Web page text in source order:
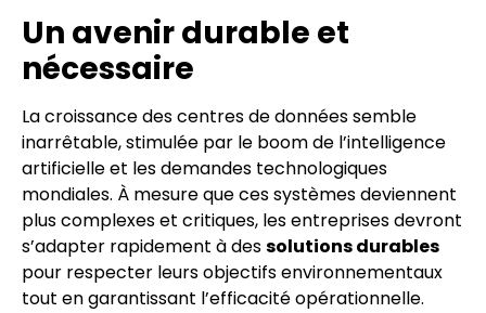
Un avenir durable et
nécessaire
La croissance des centres de données semble
inarrêtable, stimulée par le boom de l’intelligence
artificielle et les demandes technologiques
mondiales. À mesure que ces systèmes deviennent
plus complexes et critiques, les entreprises devront
s’adapter rapidement à dessolutions durables
pour respecter leurs objectifs environnementaux
tout en garantissant l’efficacité opérationnelle.